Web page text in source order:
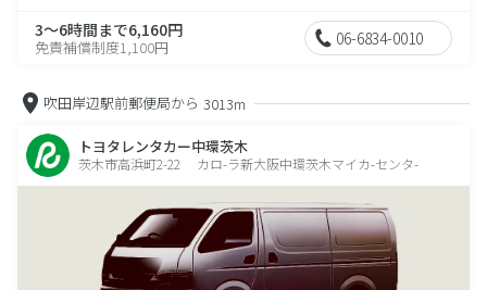
3～6時間まで6,160円
免責補償制度1,100円 06-6834-0010
吹田岸辺駅前郵便局から 3013m
トヨタレンタカー中環茨木
茨木市高浜町2-22 カロ-ラ新大阪中環茨木マイカ-センタ-